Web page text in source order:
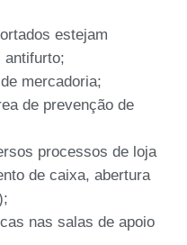
estejam
antifurto;
mercadoria;
de prevenção de
processos de loja
de caixa, abertura
nas salas de apoio